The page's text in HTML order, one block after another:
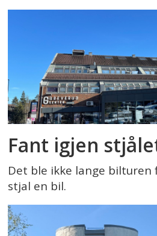
Fant igjen
Det ble ikke lange
stjal en bil.